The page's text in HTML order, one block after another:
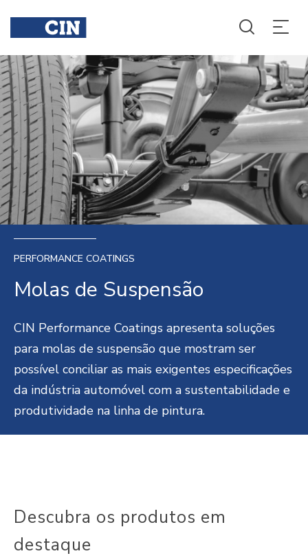
PERFORMANCE COATINGS
Molas de Suspensão
CIN Performance Coatings apresenta soluções
para molas de suspensão que mostram ser
possível conciliar as mais exigentes especificações
da indústria automóvel com a sustentabilidade e
produtividade na linha de pintura.
Descubra os produtos em
destaque